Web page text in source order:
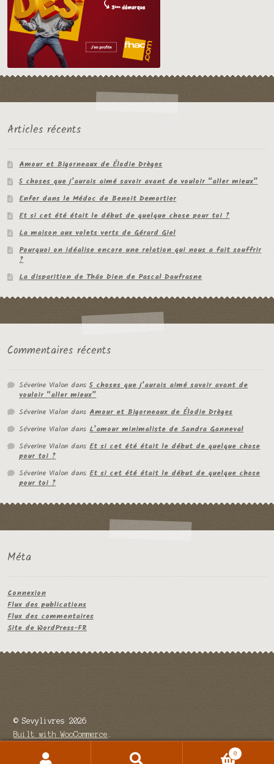
Articles récents
Amour et Bigorneaux de Élodie Drèges
5 choses que j’aurais aimé savoir avant de vouloir “aller mieux”
Enfer dans le Médoc de Benoit Demortier
Et si cet été était le début de quelque chose pour toi ?
La maison aux volets verts de Gérard Giel
Pourquoi on idéalise encore une relation qui nous a fait souffrir
?
La disparition de Thâo Dien de Pascal Daufrasne
Commentaires récents
Séverine Vialon dans5 choses que j’aurais aimé savoir avant de
vouloir “aller mieux”
Séverine Vialon dansAmour et Bigorneaux de Élodie Drèges
Séverine Vialon dansL’amour minimaliste de Sandra Ganneval
Séverine Vialon dansEt si cet été était le début de quelque chose
pour toi ?
Séverine Vialon dansEt si cet été était le début de quelque chose
pour toi ?
Méta
Connexion
Flux des publications
Flux des commentaires
Site de WordPress-FR
© Sevylivres 2026
Built with WooCommerce
0